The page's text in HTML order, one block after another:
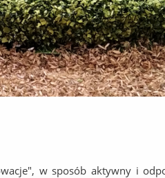
w sposób aktywny i